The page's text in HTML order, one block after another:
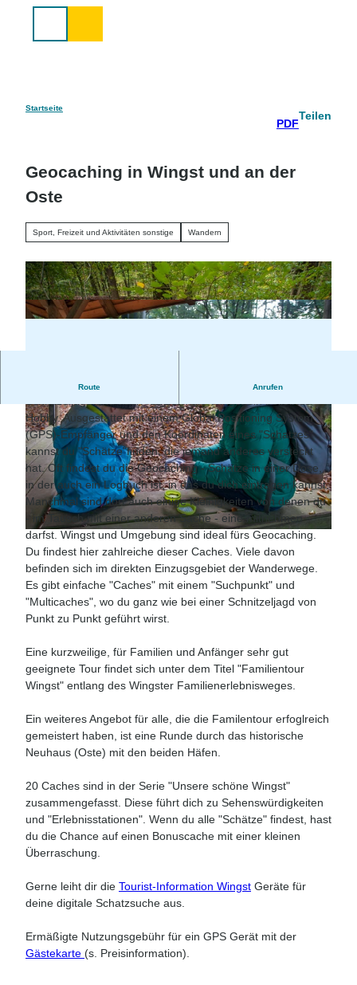
Startseite
PDF
Teilen
Geocaching in Wingst und an der
Oste
Sport, Freizeit und Aktivitäten sonstige Wandern
© Bernd Otten Photographie |CC-BY-SA
© Bernd Otten Photographie |CC-BY-SA
Route Anrufen
Geocaching ist eine Hightech Form einer Schatzsuche bzw.
Schnitzeljagd und auch rund um die Wingst ein beliebtes
Hobby. Ausgestattet mit einem Global Positioning System
(GPS)-Empfänger und den Koordinaten eines "Schatzes"
kannst du "Schätze"finden, die jemand anderes versteckt
hat. Oft findest du die Geocaching - Schätze in einer Dose,
in der auch ein Logbuch ist, in das du dich eintragen kannst.
Manchmal sind dort auch einige Kleinigkeiten von denen du
- im Tausch mit einer anderen Sache - eine mitnehmen
darfst. Wingst und Umgebung sind ideal fürs Geocaching.
Du findest hier zahlreiche dieser Caches. Viele davon
befinden sich im direkten Einzugsgebiet der Wanderwege.
Es gibt einfache "Caches" mit einem "Suchpunkt" und
"Multicaches", wo du ganz wie bei einer Schnitzeljagd von
Punkt zu Punkt geführt wirst.
Eine kurzweilige, für Familien und Anfänger sehr gut
geeignete Tour findet sich unter dem Titel "Familientour
Wingst" entlang des Wingster Familienerlebnisweges.
Ein weiteres Angebot für alle, die die Familentour erfoglreich
gemeistert haben, ist eine Runde durch das historische
Neuhaus (Oste) mit den beiden Häfen.
20 Caches sind in der Serie "Unsere schöne Wingst"
zusammengefasst. Diese führt dich zu Sehenswürdigkeiten
und "Erlebnisstationen". Wenn du alle "Schätze" findest, hast
du die Chance auf einen Bonuscache mit einer kleinen
Überraschung.
Gerne leiht dir die Tourist-Information Wingst Geräte für
deine digitale Schatzsuche aus.
Ermäßigte Nutzungsgebühr für ein GPS Gerät mit der
Gästekarte (s. Preisinformation).